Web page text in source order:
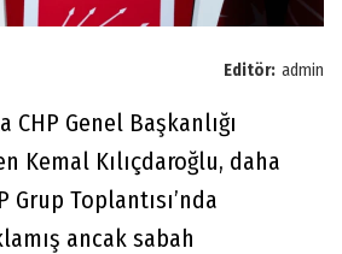
Editör: admin
CHP Genel Başkanlığı
Kemal Kılıçdaroğlu, daha
Grup Toplantısı’nda
ancak sabah